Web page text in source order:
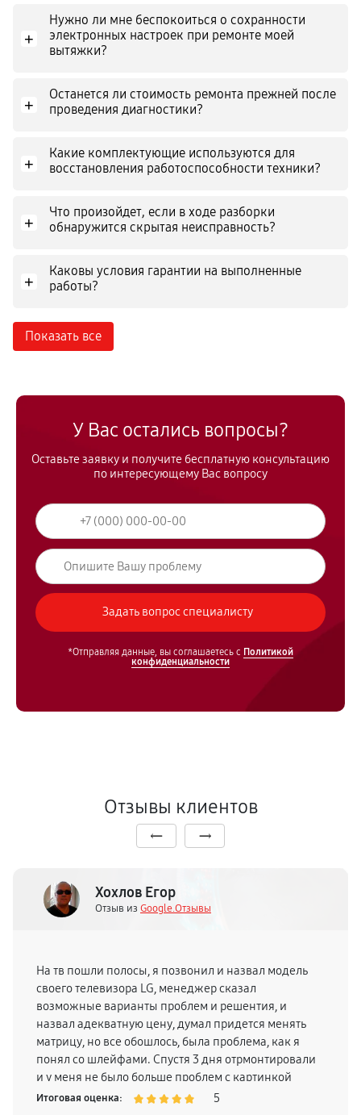
+
Нужно ли мне беспокоиться о сохранности
электронных настроек при ремонте моей
вытяжки?
+
Останется ли стоимость ремонта прежней после
проведения диагностики?
+
Какие комплектующие используются для
восстановления работоспособности техники?
+
Что произойдет, если в ходе разборки
обнаружится скрытая неисправность?
+
Каковы условия гарантии на выполненные
работы?
Показать все
У Вас остались вопросы?
Оставьте заявку и получите бесплатную консультацию
по интересующему Вас вопросу
*Отправляя данные, вы соглашаетесь с Политикой
конфиденциальности
Отзывы клиентов
Хохлов Егор
Отзыв из Google.Отзывы
На тв пошли полосы, я позвонил и назвал модель
своего телевизора LG, менеджер сказал
возможные варианты проблем и решентия, и
назвал адекватную цену, думал придется менять
матрицу, но все обошлось, была проблема, как я
понял со шлейфами. Спустя 3 дня отрмонтировали
и у меня не было больше проблем с картинкой
телевизора, поэтому смело могу рекомендовать
Итоговая оценка: 5